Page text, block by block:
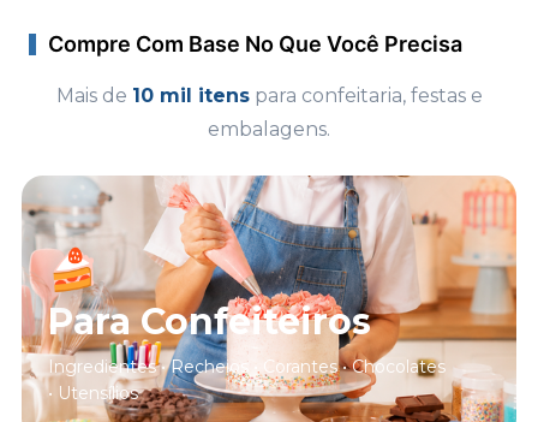
Compre Com Base No Que Você Precisa
Mais de 10 mil itenspara confeitaria, festas e
embalagens.
🍰
Para Confeiteiros
Ingredientes • Recheios • Corantes • Chocolates
• Utensílios